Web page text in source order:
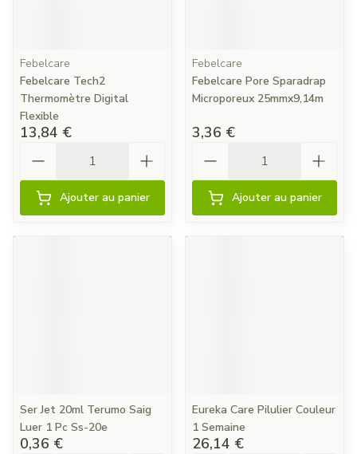
Febelcare
Febelcare Tech2
Thermomètre Digital
Flexible
13,84 €
Ajouter au panier
Febelcare
Febelcare Pore Sparadrap
Microporeux 25mmx9,14m
3,36 €
Ajouter au panier
Ser Jet 20ml Terumo Saig
Luer 1 Pc Ss-20e
0,36 €
Eureka Care Pilulier Couleur
1 Semaine
26,14 €